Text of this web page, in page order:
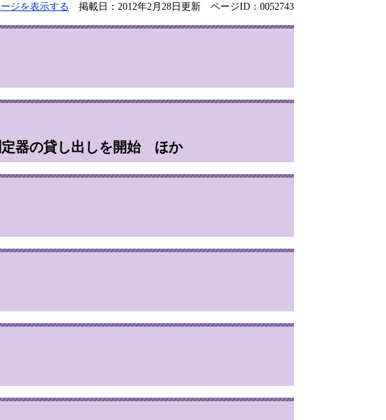
ジを表示する 掲載日：2012年2月28日更新 ページID：0052743
定器の貸し出しを開始 ほか